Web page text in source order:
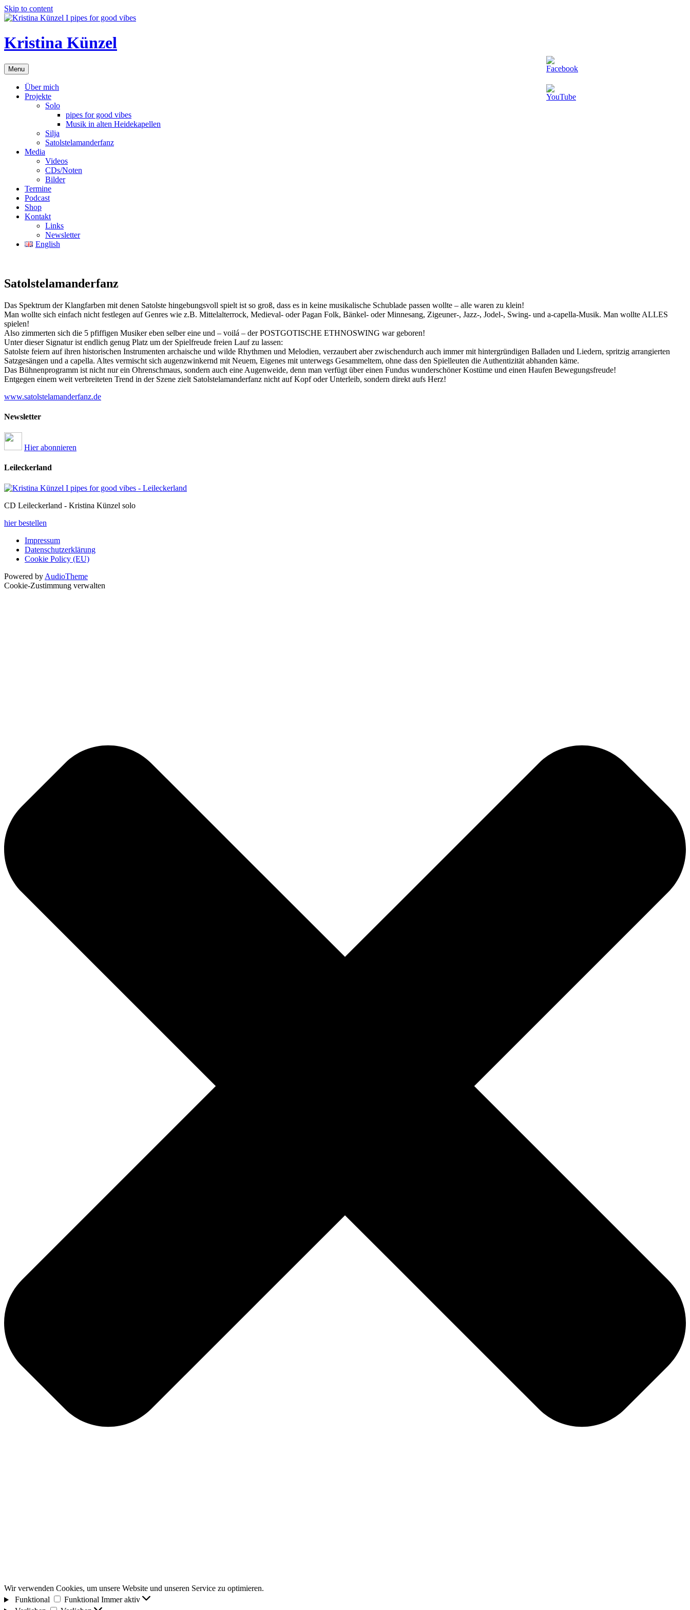
Skip to content
Kristina Künzel
Menu
Über mich
Projekte
Solo
pipes for good vibes
Musik in alten Heidekapellen
Silja
Satolstelamanderfanz
Media
Videos
CDs/Noten
Bilder
Termine
Podcast
Shop
Kontakt
Links
Newsletter
English
Satolstelamanderfanz
Das Spektrum der Klangfarben mit denen Satolste hingebungsvoll spielt ist so groß, dass es in keine musikalische Schublade passen wollte – alle waren zu klein!
Man wollte sich einfach nicht festlegen auf Genres wie z.B. Mittelalterrock, Medieval- oder Pagan Folk, Bänkel- oder Minnesang, Zigeuner-, Jazz-, Jodel-, Swing- und a-capella-Musik. Man wollte ALLES
spielen!
Also zimmerten sich die 5 pfiffigen Musiker eben selber eine und – voilá – der POSTGOTISCHE ETHNOSWING war geboren!
Unter dieser Signatur ist endlich genug Platz um der Spielfreude freien Lauf zu lassen:
Satolste feiern auf ihren historischen Instrumenten archaische und wilde Rhythmen und Melodien, verzaubert aber zwischendurch auch immer mit hintergründigen Balladen und Liedern, spritzig arrangierten
Satzgesängen und a capella. Altes vermischt sich augenzwinkernd mit Neuem, Eigenes mit unterwegs Gesammeltem, ohne dass den Spielleuten die Authentizität abhanden käme.
Das Bühnenprogramm ist nicht nur ein Ohrenschmaus, sondern auch eine Augenweide, denn man verfügt über einen Fundus wunderschöner Kostüme und einen Haufen Bewegungsfreude!
Entgegen einem weit verbreiteten Trend in der Szene zielt Satolstelamanderfanz nicht auf Kopf oder Unterleib, sondern direkt aufs Herz!
www.satolstelamanderfanz.de
Newsletter
Hier abonnieren
Leileckerland
CD Leileckerland - Kristina Künzel solo
hier bestellen
Impressum
Datenschutzerklärung
Cookie Policy (EU)
Powered by AudioTheme
Cookie-Zustimmung verwalten
Wir verwenden Cookies, um unsere Website und unseren Service zu optimieren.
Funktional
Funktional Immer aktiv